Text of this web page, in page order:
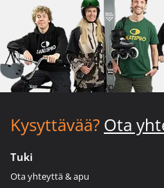
Kysyttävää? Ota
Tuki
Ota yhteyttä & apu